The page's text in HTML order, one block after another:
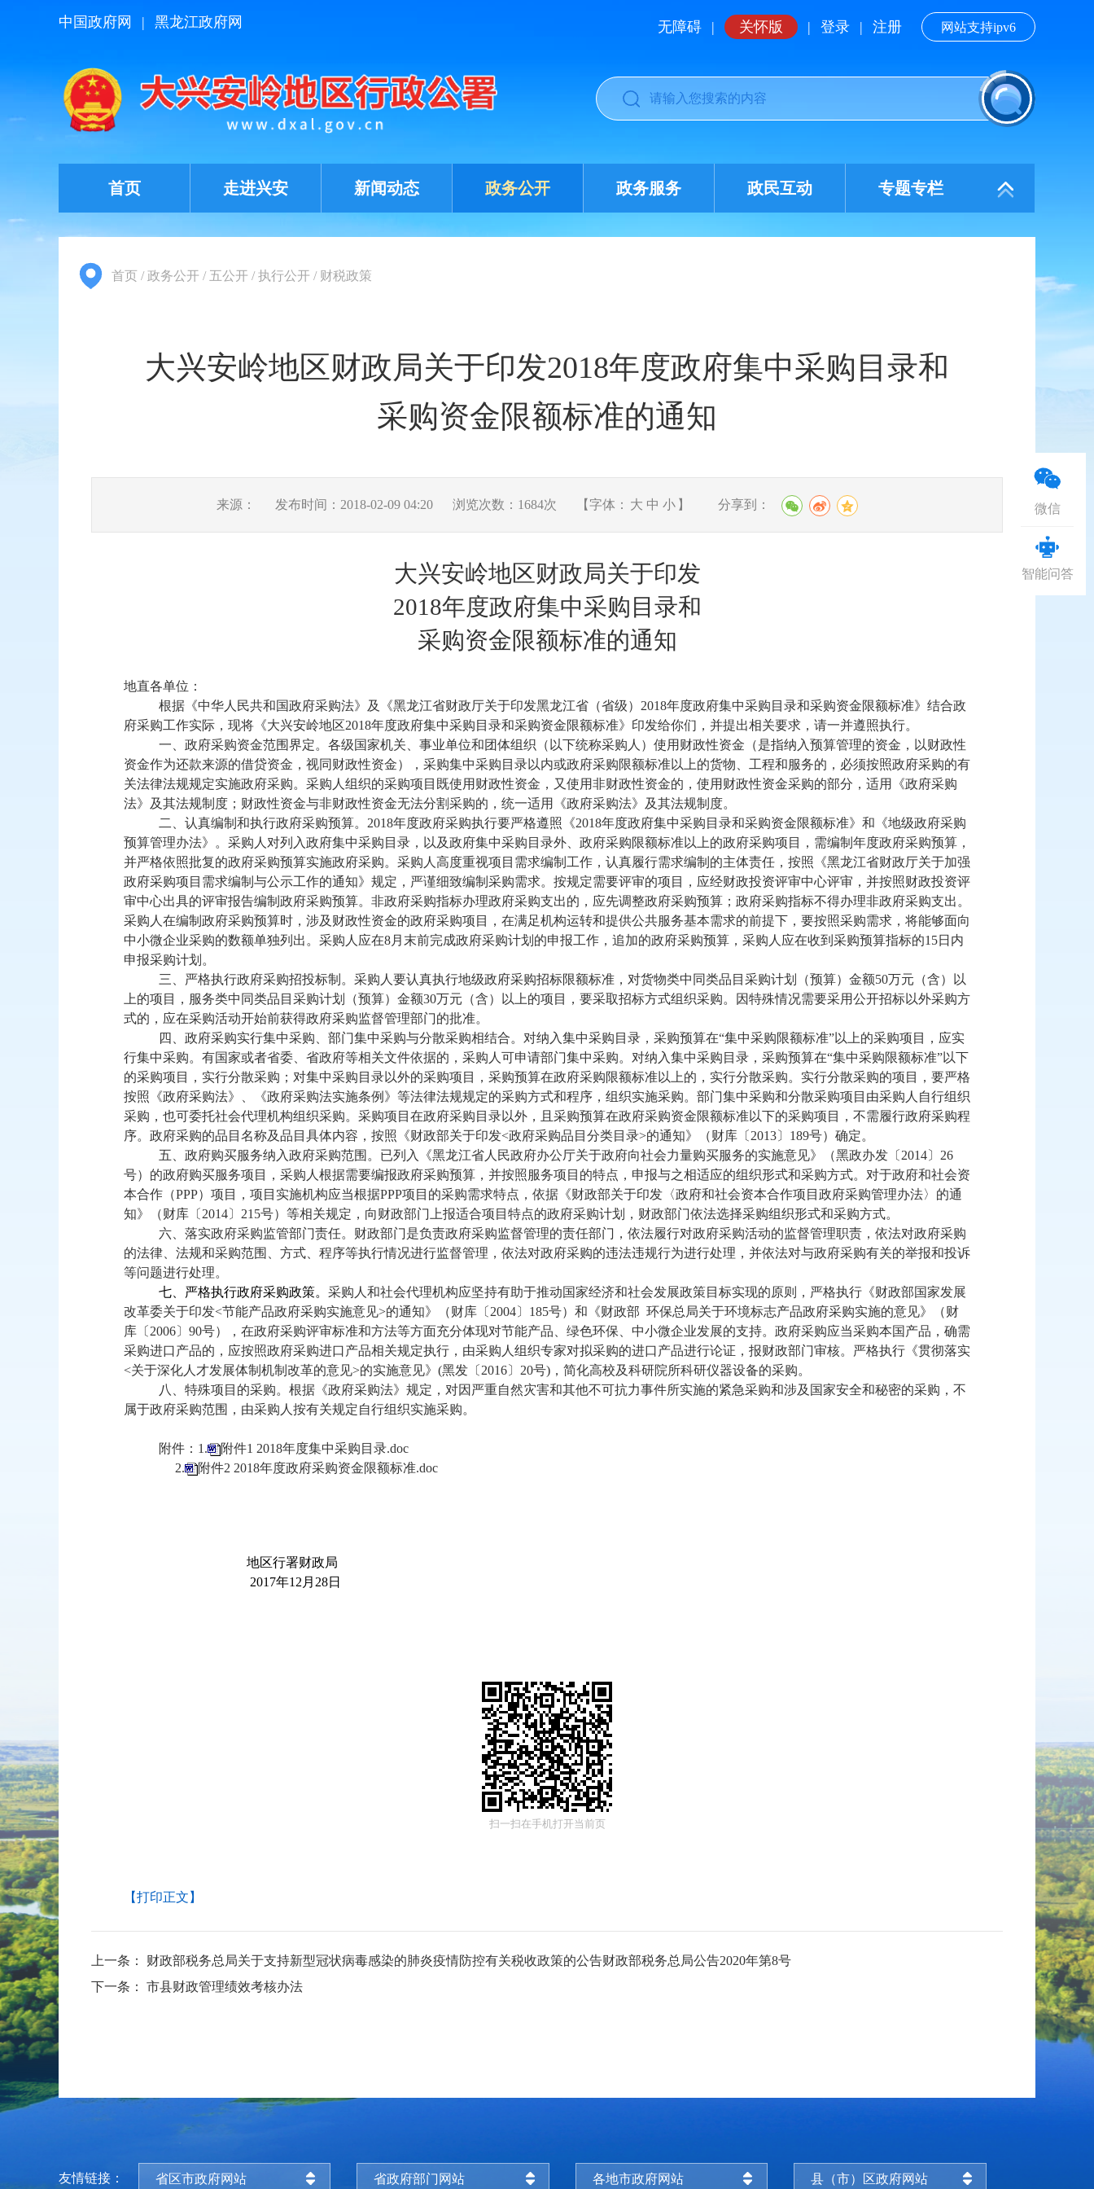
中国政府网 | 黑龙江政府网 无障碍 | 关怀版 | 登录 | 注册 网站支持ipv6
首页 走进兴安 新闻动态 政务公开 政务服务 政民互动 专题专栏
首页 /政务公开 / 五公开 /执行公开 / 财税政策
大兴安岭地区财政局关于印发2018年度政府集中采购目录和
采购资金限额标准的通知
来源： 发布时间：2018-02-09 04:20 浏览次数： 1684次 【字体： 大 中 小 】 分享到：
大兴安岭地区财政局关于印发
2018年度政府集中采购目录和
采购资金限额标准的通知
地直各单位：
根据《中华人民共和国政府采购法》及《黑龙江省财政厅关于印发黑龙江省（省级） 2018年度政府集中采购目录和采购资金限额标准》结合政
府采购工作实际，现将《大兴安岭地区2018年度政府集中采购目录和采购资金限额标准》印发给你们，并提出相关要求，请一并遵照执行。
一、政府采购资金范围界定。 各级国家机关、事业单位和团体组织（以下统称采购人）使用财政性资金（是指纳入预算管理的资金，以财政性
资金作为还款来源的借贷资金，视同财政性资金），采购集中采购目录以内或政府采购限额标准以上的货物、工程和服务的，必须按照政府采购的有
关法律法规规定实施政府采购。采购人组织的采购项目既使用财政性资金，又使用非财政性资金的，使用财政性资金采购的部分，适用《政府采购
法》及其法规制度；财政性资金与非财政性资金无法分割采购的，统一适用《政府采购法》及其法规制度。
二、认真编制和执行政府采购预算。 2018年度政府采购执行要严格遵照《2018年度政府集中采购目录和采购资金限额标准》和《地级政府采购
预算管理办法》。 采购人 对列入政府集中采购目录，以及政府集中采购目录外、政府采购限额标准以上的政府采购项目，需编制 年度政府采购预算，
并严格依照批复的政府采购预算实施政府采购。采购人高度重视项目需求编制工作，认真履行需求编制的主体责任，按照《黑龙江省财政厅关于加强
政府采购项目需求编制与公示工作的通知》规定，严谨细致编制采购需求。 按规定需要评审的项目，应经财政投资评审中心评审，并按照财政投资评
审中心出具的评审报告编制政府采购预算。非政府采购指标办理政府采购支出的，应先调整政府采购预算；政府采购指标不得办理非政府采购支出。
采购人在编制政府采购预算时，涉及财政性资金的政府采购项目，在满足机构运转和提供公共服务基本需求的前提下，要按照采购需求，将能够面向
中小微企业采购的数额单独列出。采购人应在8月末前完成政府采购计划的申报工作，追加的政府采购预算，采购人应在收到采购预算指标的15日内
申报采购计划。
三、严格执行政府采购招投标制。 采购人要认真执行地级政府采购招标限额标准，对货物类中同类品目采购计划（预算）金额50万元（含）以
上的项目，服务类中同类品目采购计划（预算）金额30万元（含）以上的项目，要采取招标方式组织采购。因特殊情况需要采用公开招标以外采购方
式的，应在采购活动开始前获得政府采购监督管理部门的批准。
四、政府采购实行集中采购、部门集中采购与分散采购相结合。对纳入集中采购目录，采购预算在“集中采购限额标准”以上的采购项目，应实
行集中采购。有国家或者省委、省政府等相关文件依据的，采购人可申请部门集中采购。对纳入集中采购目录，采购预算在“集中采购限额标准”以下
的采购项目，实行分散采购；对集中采购目录以外的采购项目，采购预算在政府采购限额标准以上的，实行分散采购。实行分散采购的项目，要严格
按照《政府采购法》、《政府采购法实施条例》等法律法规规定的采购方式和程序，组织实施采购。部门集中采购和分散采购项目由采购人自行组织
采购，也可委托社会代理机构组织采购。采购项目在政府采购目录以外，且采购预算在政府采购资金限额标准以下的采购项目，不需履行政府采购程
序。政府采购的品目名称及品目具体内容，按照《财政部关于印发<政府采购品目分类目录>的通知》（财库〔 2013〕 189号）确定。
五、政府购买服务纳入政府采购范围。 已列入《黑龙江省人民政府办公厅关于政府向社会力量购买服务的实施意见》（黑政办发〔 2014〕 26
号）的政府购买服务项目，采购人根据需要编报政府采购预算，并按照服务项目的特点，申报与之相适应的组织形式和采购方式。对于政府和社会资
本合作（PPP）项目，项目实施机构应当根据PPP项目的采购需求特点，依据《财政部关于印发〈政府和社会资本合作项目政府采购管理办法〉的通
知》（财库〔 2014〕 215号）等相关规定，向财政部门上报适合项目特点的政府采购计划，财政部门依法选择采购组织形式和采购方式。
六、落实政府采购监管部门责任。 财政部门是负责政府采购监督管理的责任部门，依法履行对政府采购活动的监督管理职责，依法对政府采购
的法律、法规和采购范围、方式、程序等执行情况进行监督管理，依法对政府采购的违法违规行为进行处理，并依法对与政府采购有关的举报和投诉
等问题进行处理。
七、严格执行政府采购政策。 采购人和社会代理机构应坚持有助于推动国家经济和社会发展政策目标实现的原则，严格执行《财政部国家发展
改革委关于印发<节能产品政府采购实施意见>的通知》（财库〔 2004〕 185号）和《财政部 环保总局关于环境标志产品政府采购实施的意见》（财
库〔 2006〕 90号），在政府采购评审标准和方法等方面充分体现对节能产品、绿色环保、中小微企业发展的支持。政府采购应当采购本国产品，确需
采购进口产品的，应按照政府采购进口产品相关规定执行，由采购人组织专家对拟采购的进口产品进行论证，报财政部门审核。严格执行《贯彻落实
<关于深化人才发展体制机制改革的意见>的实施意见》 (黑发〔 2016〕 20号) ，简化高校及科研院所科研仪器设备的采购。
八、特殊项目的采购。 根据《政府采购法》规定，对因严重自然灾害和其他不可抗力事件所实施的紧急采购和涉及国家安全和秘密的采购，不
属于政府采购范围，由采购人按有关规定自行组织实施采购。
附件： 1.
附件1 2018年度集中采购目录.doc
2.
附件2 2018年度政府采购资金限额标准.doc
地区行署财政局
2017年12 月 28日
扫一扫在手机打开当前页
【打印正文】
上一条：
财政部税务总局关于支持新型冠状病毒感染的肺炎疫情防控有关税收政策的公告财政部税务总局公告2020年第8号
下一条：
市县财政管理绩效考核办法
友情链接： 省区市政府网站 省政府部门网站 各地市政府网站 县（市）区政府网站
微信
智能问答